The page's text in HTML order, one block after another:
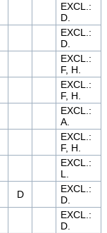
EXCL.:
D.
EXCL.:
D.
EXCL.:
F, H.
EXCL.:
F, H.
EXCL.:
A.
EXCL.:
F, H.
EXCL.:
L.
D
EXCL.:
D.
EXCL.:
D.